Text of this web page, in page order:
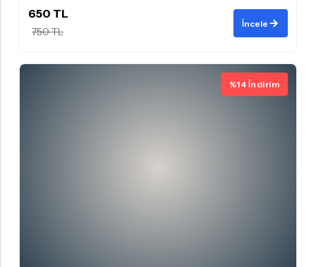
650 TL
750 TL
İncele
%14 İndirim